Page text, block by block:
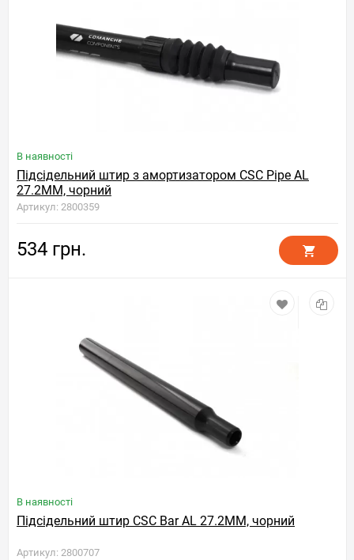
В наявності
Підсідельний штир з амортизатором CSC Pipe AL
27.2MM, чорний
Артикул: 2800359
534 грн.
В наявності
Підсідельний штир CSC Bar AL 27.2MM, чорний
Артикул: 2800707